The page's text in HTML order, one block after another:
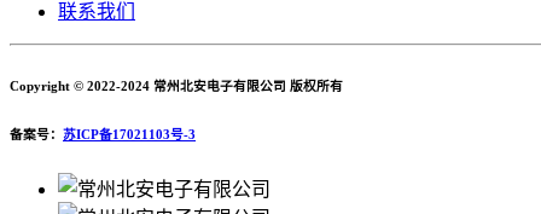
联系我们
Copyright © 2022-2024 常州北安电子有限公司 版权所有
备案号： 苏ICP备17021103号-3